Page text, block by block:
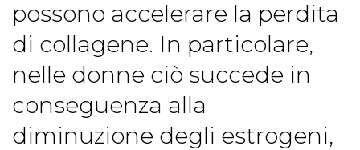
possono accelerare la perdita
di collagene. In particolare,
nelle donne ciò succede in
conseguenza alla
diminuzione degli estrogeni,